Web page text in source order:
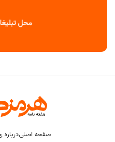
صفحه اصلی